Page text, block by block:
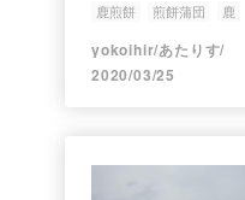
鹿煎餅 煎餅蒲団 鹿
yokoihir/あたりす/
2020/03/25